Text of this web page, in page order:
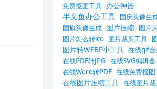
免费抠图工具 办公神器
半文鱼办公工具 国庆头像生
国旗头像生成 图片压缩 图片
图片怎么转ico 图片裁剪工具
图片转WEBP小工具 在线gif
在线PDF转JPG 在线SVG编辑器
在线Word转PDF 在线免费抠图
在线图片压缩工具 在线图片